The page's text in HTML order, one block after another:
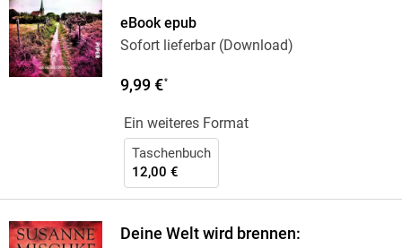
eBook epub
Sofort lieferbar (Download)
9,99 €*
Ein weiteres Format
Taschenbuch
12,00 €
Deine Welt wird brennen: